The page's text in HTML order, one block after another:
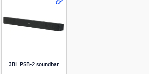
JBL PSB-2 soundbar